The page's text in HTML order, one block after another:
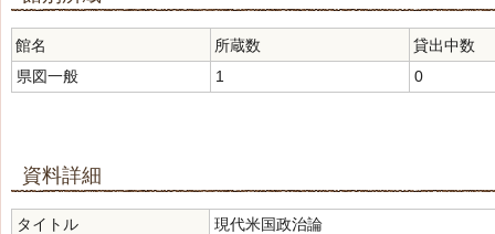
館名 所蔵数
貸出中数
県図一般
1 0
資料詳細
タイトル
現代米国政治論